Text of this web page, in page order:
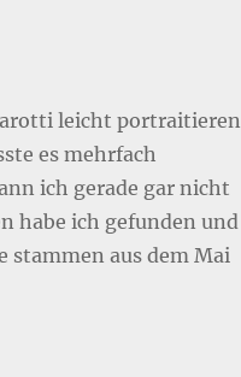
leicht portraitieren
es mehrfach
ich gerade gar nicht
habe ich gefunden und
stammen aus dem Mai